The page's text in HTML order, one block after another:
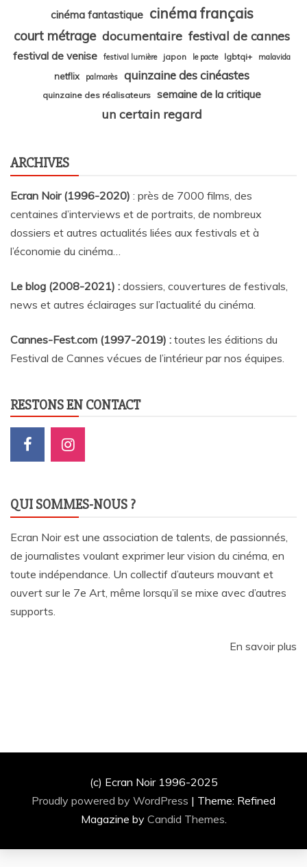
cinéma fantastique cinéma français
court métrage documentaire festival de cannes
festival de venise festival lumière japon le pacte lgbtqi+ malavida
netflix palmarès quinzaine des cinéastes
quinzaine des réalisateurs semaine de la critique
un certain regard
ARCHIVES
Ecran Noir (1996-2020) : près de 7000 films, des
centaines d’interviews et de portraits, de nombreux
dossiers et autres actualités liées aux festivals et à
l’économie du cinéma…
Le blog (2008-2021) : dossiers, couvertures de festivals,
news et autres éclairages sur l’actualité du cinéma.
Cannes-Fest.com (1997-2019) : toutes les éditions du
Festival de Cannes vécues de l’intérieur par nos équipes.
RESTONS EN CONTACT
QUI SOMMES-NOUS ?
Ecran Noir est une association de talents, de passionnés,
de journalistes voulant exprimer leur vision du cinéma, en
toute indépendance. Un collectif d’auteurs mouvant et
ouvert sur le 7e Art, même lorsqu’il se mixe avec d’autres
supports.
En savoir plus
(c) Ecran Noir 1996-2025
Proudly powered by WordPress | Theme: Refined
Magazine by Candid Themes.